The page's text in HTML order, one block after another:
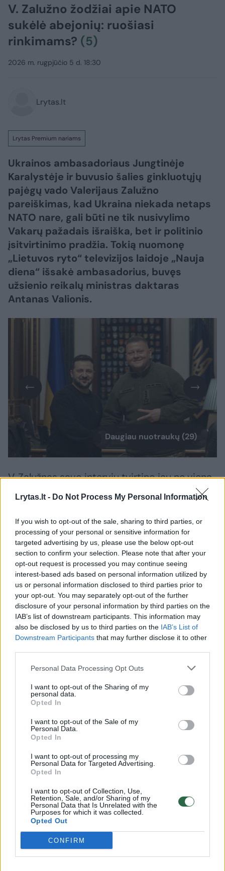
Lrytas.lt - Do Not Process My Personal Information
If you wish to opt-out of the sale, sharing to third parties, or
processing of your personal or sensitive information for
targeted advertising by us, please use the below opt-out
section to confirm your selection. Please note that after your
opt-out request is processed you may continue seeing
interest-based ads based on personal information utilized by
us or personal information disclosed to third parties prior to
your opt-out. You may separately opt-out of the further
disclosure of your personal information by third parties on the
IAB’s list of downstream participants. This information may
also be disclosed by us to third parties on the IAB’s List of
Downstream Participants that may further disclose it to other
Personal Data Processing Opt Outs
I want to opt-out of the Sharing of my
personal data.
Opted In
I want to opt-out of the Sale of my
Personal Data.
Opted In
I want to opt-out of processing my
Personal Data for Targeted Advertising.
Opted In
I want to opt-out of Collection, Use,
Retention, Sale, and/or Sharing of my
Personal Data that Is Unrelated with the
Purposes for which it was collected.
Opted Out
CONFIRM
V. Zalužno žodžiai apie NATO
sukėlė abejonių: ruošiasi
rinkimams? (5)
2026 m. rugpjūčio 5 d. 18:30
Lrytas.lt
Lrytas Premium nariams
Ukrainos ambasadoriaus Jungtinėje
Karalystėje ir buvusio šalies ginkluotųjų
pajėgų vado Valerijaus Zalužno
pareiškimas, kad Ukraina niekada netaps
NATO nare, gali būti ne tik nusivylimo
Vakarų pažadais išraiška, bet ir politinio
įsitvirtinimo pradžia. Tokią nuomonę
„Lietuvos ryto“ televizijos laidoje „Nauja
diena“ išsakė ambasadorius, buvęs
užsienio reikalų ministras daktaras
Antanas Valionis.
Daugiau nuotraukų (29)
V. Zalužnas savo interviu tvirtino jau ne vieną
dešimtmetį girdintis pažadus dėl Ukrainos
tik pažadais. A. Valionis su tokia išvada
nesutiko.
„Jeigu atsakyčiau vienu sakiniu, manau, kad
jis neteisus“, – pareiškė diplomatas. Jo
teigimu, vertinant visą NATO ir Ukrainos
santykių istoriją, Ukraina ilgą laiką buvo
didžioji prašytoja, Rusija – pagrindinė
stabdytoja, o Europos NATO narės elgėsi itin
Europiečiai viena vertus kartojo, kad Ukraina,
kaip ir kiekviena kita valstybė, turi teisę pati
pasirinkti savo gynybos sąjungas, įskaitant
NATO. Kita vertus, nors Rusijos nubrėžtos
raudonosios linijos formaliai ir teisiškai
negaliojo, praktinėje politikoje į jas buvo
Raudonos linijos
A. Valionio vertinimu, kol Rusija tik grasino,